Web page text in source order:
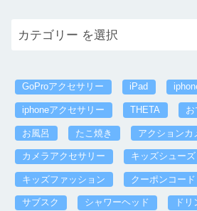
GoProアクセサリー iPad
iphoneアクセサリー THETA お
お風呂 たこ焼き アクションカ
カメラアクセサリー キッズシューズ
キッズファッション クーポンコード
サブスク シャワーヘッド ドリ